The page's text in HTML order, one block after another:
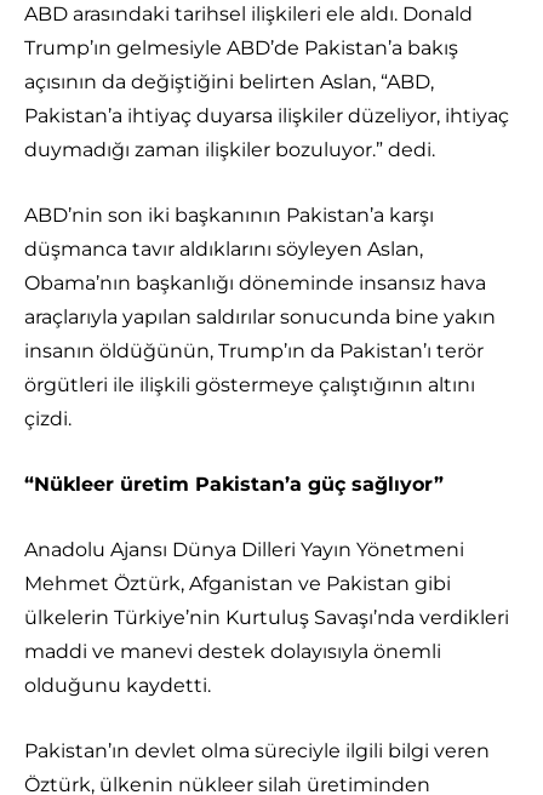
ABD arasındaki tarihsel ilişkileri ele aldı. Donald
Trump’ın gelmesiyle ABD’de Pakistan’a bakış
açısının da değiştiğini belirten Aslan, “ABD,
Pakistan’a ihtiyaç duyarsa ilişkiler düzeliyor, ihtiyaç
duymadığı zaman ilişkiler bozuluyor.” dedi.
ABD’nin son iki başkanının Pakistan’a karşı
düşmanca tavır aldıklarını söyleyen Aslan,
Obama’nın başkanlığı döneminde insansız hava
araçlarıyla yapılan saldırılar sonucunda bine yakın
insanın öldüğünün, Trump’ın da Pakistan’ı terör
örgütleri ile ilişkili göstermeye çalıştığının altını
çizdi.
“Nükleer üretim Pakistan’a güç sağlıyor”
Anadolu Ajansı Dünya Dilleri Yayın Yönetmeni
Mehmet Öztürk, Afganistan ve Pakistan gibi
ülkelerin Türkiye’nin Kurtuluş Savaşı’nda verdikleri
maddi ve manevi destek dolayısıyla önemli
olduğunu kaydetti.
Pakistan’ın devlet olma süreciyle ilgili bilgi veren
Öztürk, ülkenin nükleer silah üretiminden